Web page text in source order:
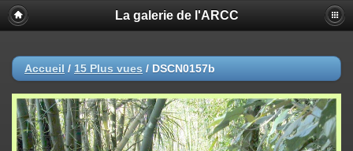
La galerie de l'ARCC
Accueil / 15 Plus vues / DSCN0157b